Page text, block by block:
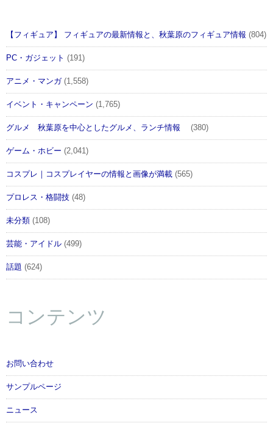
【フィギュア】 フィギュアの最新情報と、秋葉原のフィギュア情報 (804)
PC・ガジェット (191)
アニメ・マンガ(1,558)
イベント・キャンペーン (1,765)
グルメ 秋葉原を中心としたグルメ、ランチ情報 (380)
ゲーム・ホビー (2,041)
コスプレ｜コスプレイヤーの情報と画像が満載 (565)
プロレス・格闘技 (48)
未分類 (108)
芸能・アイドル (499)
話題 (624)
コンテンツ
お問い合わせ
サンプルページ
ニュース